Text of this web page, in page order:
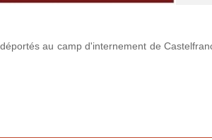
au camp d'internement de